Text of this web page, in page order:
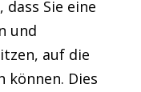
Sie eine
und
auf die
können. Dies